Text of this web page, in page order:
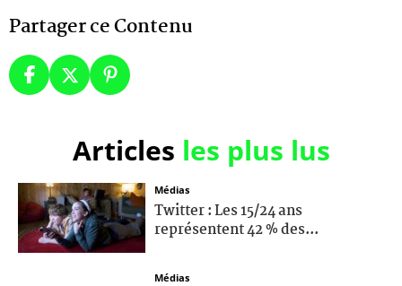
Partager ce Contenu
Articles les plus lus
Médias
Twitter : Les 15/24 ans
représentent 42 % des...
Médias